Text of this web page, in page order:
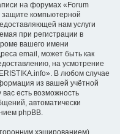
на форумах «Forum
защите компьютерной
нам услуги
при регистрации в
вашего имени
email, может быть как
на усмотрение
В любом случае
из вашей учётной
есть возможность
автоматически
phpBB.
хэшированием).